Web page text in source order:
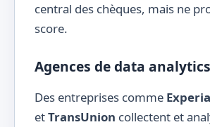
central des chèques, mais ne
score.
Agences de data analytics
Des entreprises comme
etTransUnion collectent et